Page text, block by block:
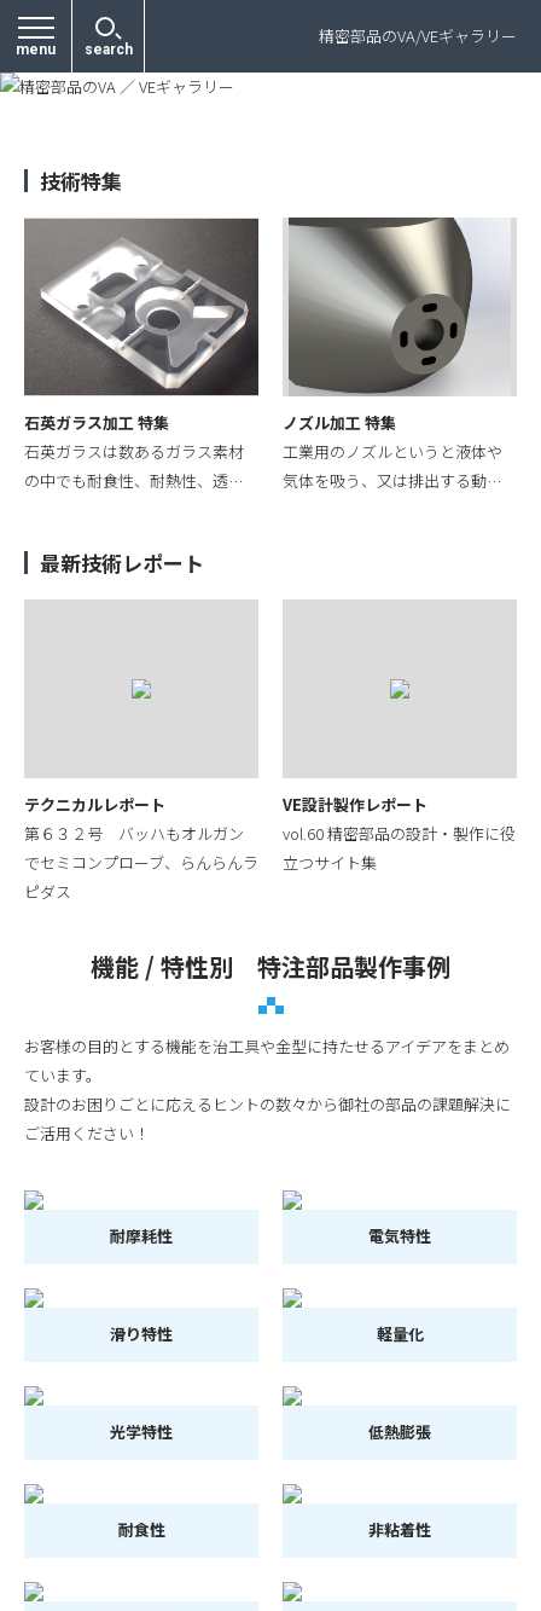
menu search
精密部品のVA/VEギャラリー
技術特集
石英ガラス加工 特集
石英ガラスは数あるガラス素材
の中でも耐食性、耐熱性、透…
ノズル加工 特集
工業用のノズルというと液体や
気体を吸う、又は排出する動…
最新技術レポート
テクニカルレポート
第６３２号 バッハもオルガン
でセミコンプローブ、らんらんラ
ピダス
VE設計製作レポート
vol.60 精密部品の設計・製作に役
立つサイト集
機能 / 特性別 特注部品製作事例
お客様の目的とする機能を治工具や金型に持たせるアイデアをまとめ
ています。
設計のお困りごとに応えるヒントの数々から御社の部品の課題解決に
ご活用ください！
耐摩耗性 電気特性
滑り特性 軽量化
光学特性 低熱膨張
耐食性 非粘着性